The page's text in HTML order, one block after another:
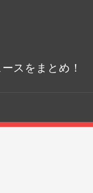
スをまとめ！